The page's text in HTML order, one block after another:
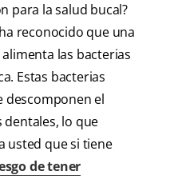
para la salud bucal?
reconocido que una
las bacterias
Estas bacterias
descomponen el
lo que
usted que si tiene
de tener